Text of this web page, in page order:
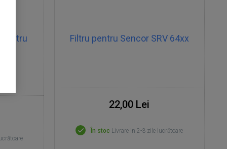
pentru
Filtru pentru Sencor SRV 64xx
22,00 Lei
În stoc Livrare in 2-3 zile lucrătoare